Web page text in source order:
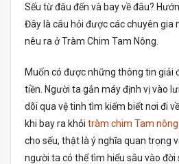
Sếu từ đâu đến và bay về đâu?
Đây là câu hỏi được các chuyên gia
nêu ra ở Tràm Chim Tam Nông.
Muốn có được những thông tin giải
tiền. Người ta gắn máy định vị vào
dõi qua vệ tinh tìm kiếm biết nơi đi
khi bay ra khỏi tràm chim Tam nông
cho sếu, thật là ý nghĩa quan trọng
người ta có thể tìm hiểu sâu vào đời